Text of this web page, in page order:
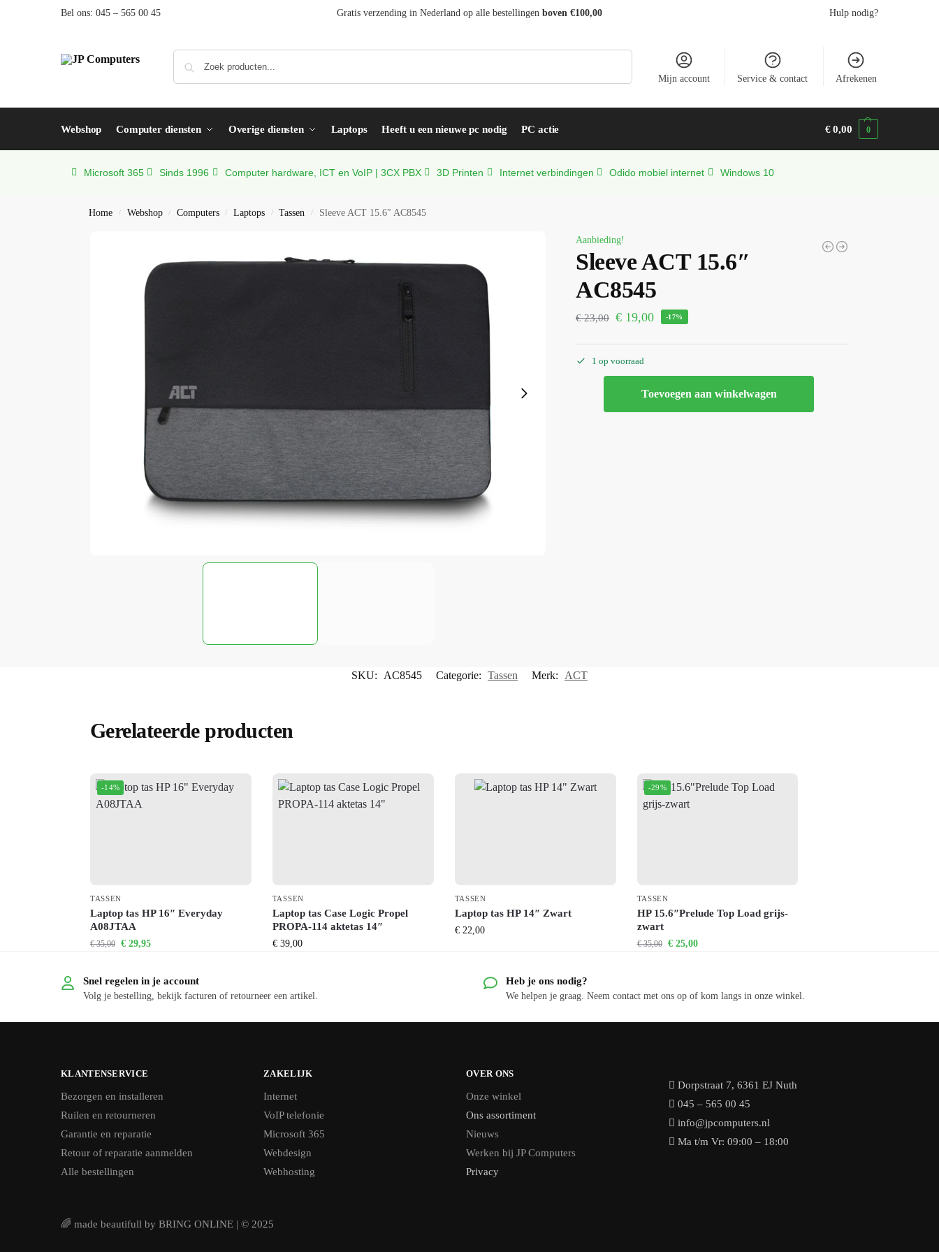
Bel ons: 045 – 565 00 45 Gratis verzending in Nederland op alle bestellingen boven €100,00 Hulp nodig?
Mijn account Service & contact Afrekenen
Webshop Computer diensten Overige diensten Laptops Heeft u een nieuwe pc nodig PC actie €0,00 0
Microsoft 365 Sinds 1996 Computer hardware, ICT en VoIP | 3CX PBX 3D Printen Internet verbindingen Odido mobiel internet Windows 10
Home / Webshop / Computers / Laptops / Tassen / Sleeve ACT 15.6″ AC8545
Aanbieding!
Sleeve ACT 15.6″
AC8545
€23,00 € 19,00 -17%
1 op voorraad
Toevoegen aan winkelwagen
SKU: AC8545 Categorie: Tassen Merk: ACT
Gerelateerde producten
-14%
TASSEN
Laptop tas HP 16″ Everyday
A08JTAA
€35,00 €29,95
TASSEN
Laptop tas Case Logic Propel
PROPA-114 aktetas 14″
€39,00
TASSEN
Laptop tas HP 14″ Zwart
€22,00
-29%
TASSEN
HP 15.6″Prelude Top Load grijs-
zwart
€35,00 €25,00
Snel regelen in je account
Volg je bestelling, bekijk facturen of retourneer een artikel.
Heb je ons nodig?
We helpen je graag. Neem contact met ons op of kom langs in onze winkel.
KLANTENSERVICE
Bezorgen en installeren
Ruilen en retourneren
Garantie en reparatie
Retour of reparatie aanmelden
Alle bestellingen
ZAKELIJK
Internet
VoIP telefonie
Microsoft 365
Webdesign
Webhosting
OVER ONS
Onze winkel
Ons assortiment
Nieuws
Werken bij JP Computers
Privacy
Dorpstraat 7, 6361 EJ Nuth
045 – 565 00 45
info@jpcomputers.nl
Ma t/m Vr: 09:00 – 18:00
🌈 made beautifull by BRING ONLINE | © 2025